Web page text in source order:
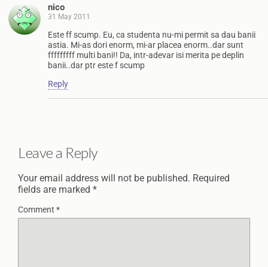
nico
31 May 2011
Este ff scump. Eu, ca studenta nu-mi permit sa dau banii
astia. Mi-as dori enorm, mi-ar placea enorm..dar sunt
fffffffff multi bani!! Da, intr-adevar isi merita pe deplin
banii..dar ptr este f scump
Reply
Leave a Reply
Your email address will not be published. Required
fields are marked *
Comment *